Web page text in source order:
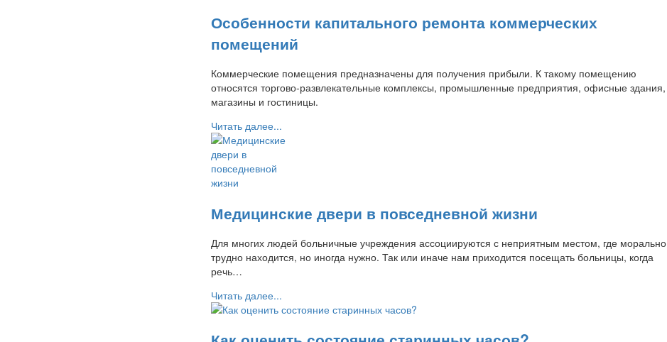
Особенности капитального ремонта коммерческих
помещений
Коммерческие помещения предназначены для получения прибыли. К такому помещению
относятся торгово-развлекательные комплексы, промышленные предприятия, офисные здания,
магазины и гостиницы.
Читать далее...
Медицинские двери в повседневной жизни
Для многих людей больничные учреждения ассоциируются с неприятным местом, где морально
трудно находится, но иногда нужно. Так или иначе нам приходится посещать больницы, когда
речь…
Читать далее...